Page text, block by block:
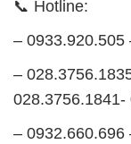
Thứ 2 đến thứ
chiều: từ 12h30
Thứ 7: Buổi
12h30 đến 16h
Chủ nhật: Nghỉ